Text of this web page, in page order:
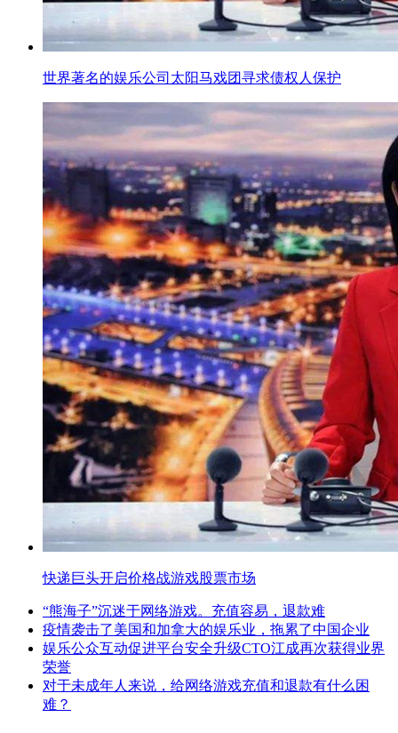
世界著名的娱乐公司太阳马戏团寻求债权人保护
快递巨头开启价格战游戏股票市场
“熊海子”沉迷于网络游戏。充值容易，退款难
疫情袭击了美国和加拿大的娱乐业，拖累了中国企业
娱乐公众互动促进平台安全升级CTO江成再次获得业界
荣誉
对于未成年人来说，给网络游戏充值和退款有什么困
难？